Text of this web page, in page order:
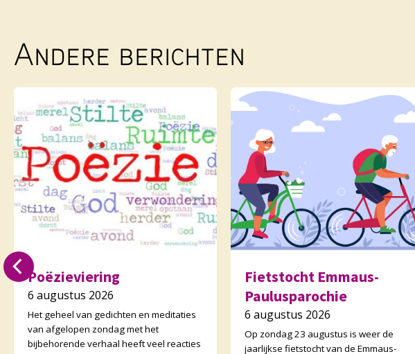
Andere berichten
Poëzieviering
6 augustus 2026
Het geheel van gedichten en meditaties
van afgelopen zondag met het
bijbehorende verhaal heeft veel reacties
Fietstocht Emmaus-
Paulusparochie
6 augustus 2026
Op zondag 23 augustus is weer de
jaarlijkse fietstocht van de Emmaus-